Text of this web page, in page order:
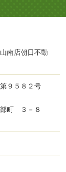
南店朝日不動
９５８２号
部町 ３－８